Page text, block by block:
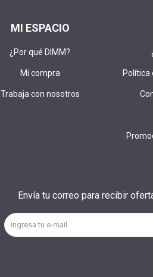
MI ESPACIO
¿Por qué DIMM?
Mi compra
Trabaja con nosotros
Política
Envía tu correo para recibir